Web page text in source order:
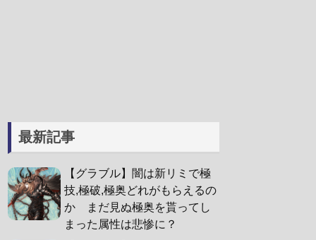
最新記事
【グラブル】闇は新リミで極
技,極破,極奥どれがもらえるの
か まだ見ぬ極奥を貰ってし
まった属性は悲惨に？